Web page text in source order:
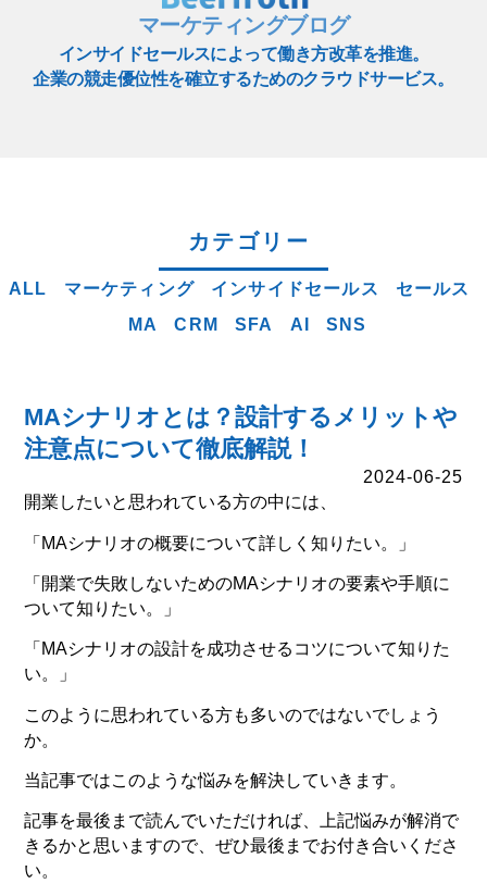
マーケティングブログ
インサイドセールスによって働き方改革を推進。
企業の競走優位性を確立するためのクラウドサービス。
カテゴリー
ALL マーケティング インサイドセールス
セールス
MA
CRM SFA AI SNS
MAシナリオとは？設計するメリットや
注意点について徹底解説！
2024-06-25
開業したいと思われている方の中には、
「MAシナリオの概要について詳しく知りたい。」
「開業で失敗しないためのMAシナリオの要素や手順に
ついて知りたい。」
「MAシナリオの設計を成功させるコツについて知りた
い。」
このように思われている方も多いのではないでしょう
か。
当記事ではこのような悩みを解決していきます。
記事を最後まで読んでいただければ、上記悩みが解消で
きるかと思いますので、ぜひ最後までお付き合いくださ
い。